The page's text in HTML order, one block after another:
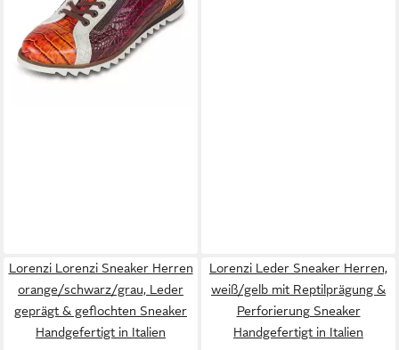
Italien
Lorenzi Lorenzi Sneaker Herren
orange/schwarz/grau, Leder
geprägt & geflochten Sneaker
Handgefertigt in Italien
Lorenzi Leder Sneaker Herren,
weiß/gelb mit Reptilprägung &
Perforierung Sneaker
Handgefertigt in Italien